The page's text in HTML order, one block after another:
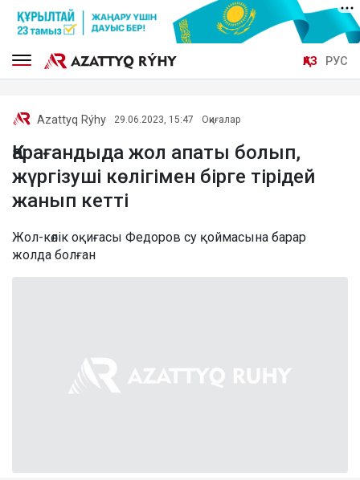
ҚАЗ РУС
Azattyq Rýhy 29.06.2023, 15:47 Оқиғалар
Қарағандыда жол апаты болып,
жүргізуші көлігімен бірге тірідей
жанып кетті
Жол-көлік оқиғасы Федоров су қоймасына барар
жолда болған